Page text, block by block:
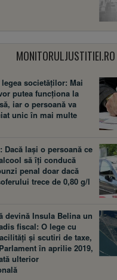
MONITORULJUSTITIEI.RO
societăţilor: Mai
putea funcţiona la
iar o persoană va
unic în mai multe
Dacă laşi o persoană ce
să îţi conducă
penal doar dacă
trece de 0,80 g/l
devină Insula Belina un
fiscal: O lege cu
şi scutiri de taxe,
în aprilie 2019,
ulterior